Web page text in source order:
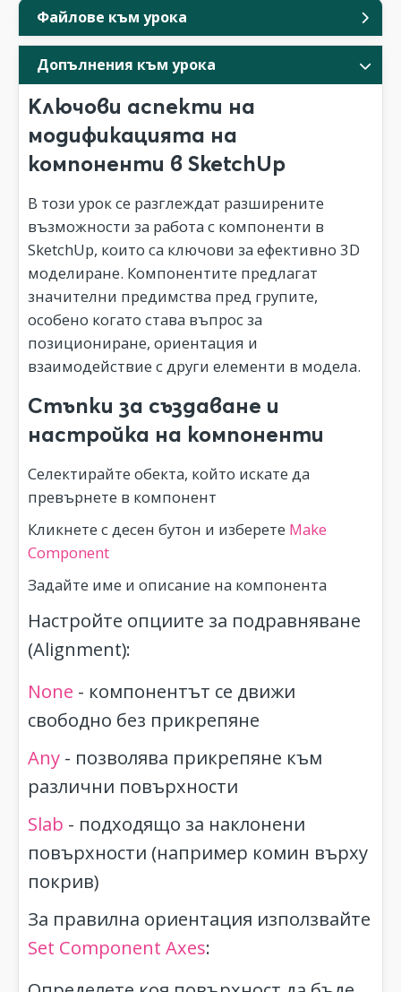
Файлове към урока
Допълнения към урока
Ключови аспекти на
модификацията на
компоненти в SketchUp
В този урок се разглеждат разширените
възможности за работа с компоненти в
SketchUp, които са ключови за ефективно 3D
моделиране. Компонентите предлагат
значителни предимства пред групите,
особено когато става въпрос за
позициониране, ориентация и
взаимодействие с други елементи в модела.
Стъпки за създаване и
настройка на компоненти
Селектирайте обекта, който искате да
превърнете в компонент
Кликнете с десен бутон и изберете Make
Component
Задайте име и описание на компонента
Настройте опциите за подравняване
(Alignment):
None - компонентът се движи
свободно без прикрепяне
Any - позволява прикрепяне към
различни повърхности
Slab - подходящо за наклонени
повърхности (например комин върху
покрив)
За правилна ориентация използвайте
Set Component Axes: